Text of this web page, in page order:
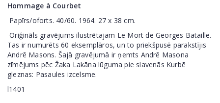
Hommage à Courbet
Papīrs/oforts. 40/60. 1964. 27 x 38 cm.
Oriģināls gravējums ilustrētajam Le Mort de Georges Bataille.
Tas ir numurēts 60 eksemplāros, un to priekšpusē parakstījis
Andrē Masons. Šajā gravējumā ir ņemts Andrē Masona
zīmējums pēc Žaka Lakāna lūguma pie slavenās Kurbē
gleznas: Pasaules izcelsme.
l1401